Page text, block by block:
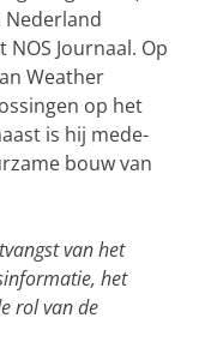
Journaal. Op
Weather
op het
is hij mede-
bouw van
van het
het
rol van de